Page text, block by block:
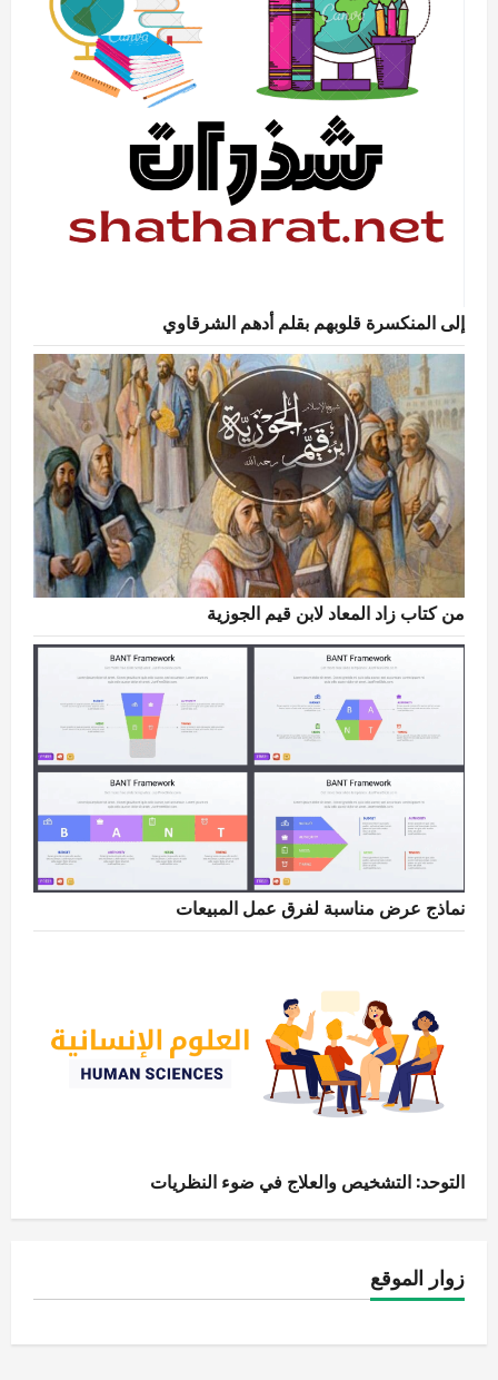
إلى المنكسرة قلوبهم بقلم أدهم الشرقاوي
من كتاب زاد المعاد لابن قيم الجوزية
نماذج عرض مناسبة لفرق عمل المبيعات
التوحد: التشخيص والعلاج في ضوء النظريات
زوار الموقع